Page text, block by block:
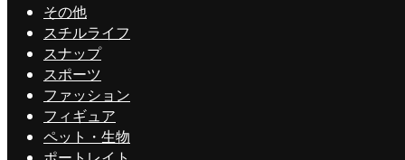
その他
スチルライフ
スナップ
スポーツ
ファッション
フィギュア
ペット・生物